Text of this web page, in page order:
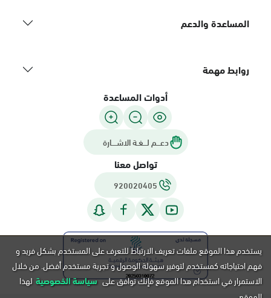
المساعدة والدعم
روابط مهمة
أدوات المساعدة
دعـــم لـــغـة الاشــــارة
تواصل معنا
920020405
يستخدم هذا الموقع ملفات تعريف الارتباط للتعرف على المستخدم بشكل فريد و
فهم احتياجاته كمستخدم لتوفير سهولة الوصول و تجربة مستخدم أفضل. من خلال
الاستمرار في استخدام هذا الموقع فإنك توافق على سياسة الخصوصية لهذا